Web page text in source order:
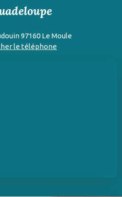
97160 Le Moule
le téléphone